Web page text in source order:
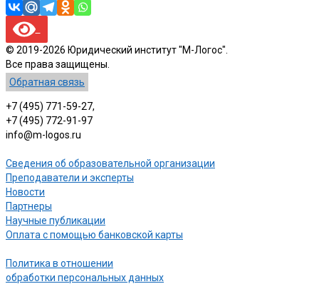
© 2019-2026 Юридический институт "М-Логос".
Все права защищены.
Обратная связь
+7 (495) 771-59-27,
+7 (495) 772-91-97
info@m-logos.ru
Сведения об образовательной организации
Преподаватели и эксперты
Новости
Партнеры
Научные публикации
Оплата с помощью банковской карты
Политика в отношении
обработки персональных данных